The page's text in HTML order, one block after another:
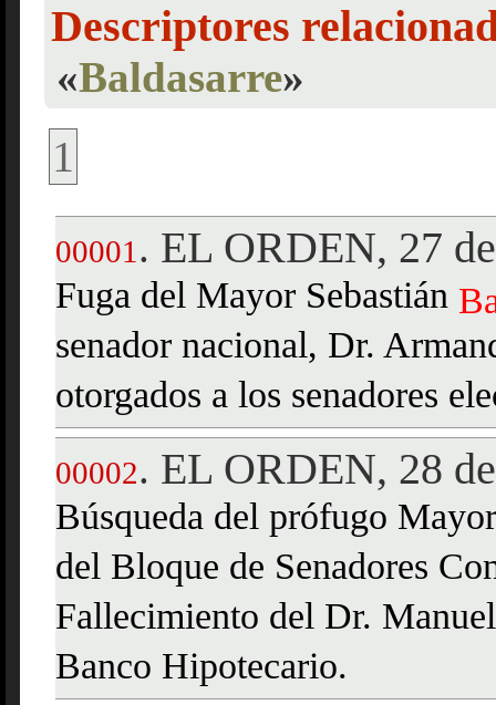
Descriptores
«Baldasarre»
1
00001 . EL ORDEN, 27
Fuga del Mayor Sebastián
senador nacional, Dr.
otorgados a los senadores
00002. EL ORDEN, 28
Búsqueda del prófugo
del Bloque de Senadores
Fallecimiento del Dr.
Banco Hipotecario.